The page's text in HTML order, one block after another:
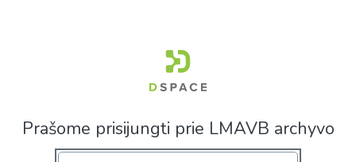
Prašome prisijungti prie LMAVB archyvo